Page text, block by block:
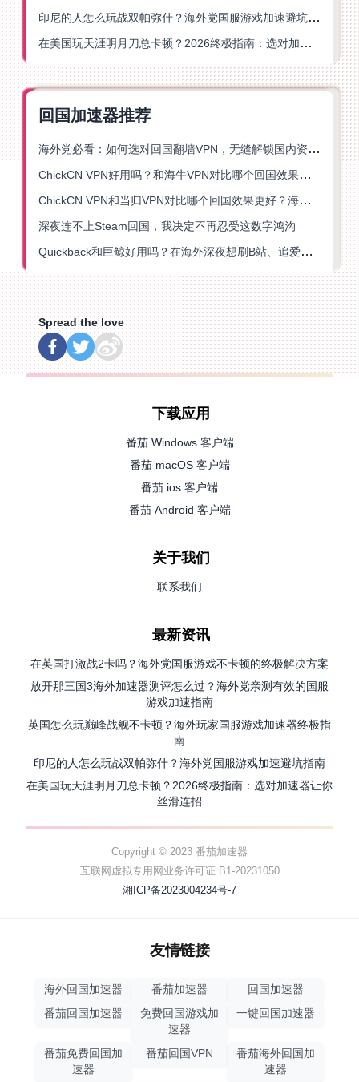
印尼的人怎么玩战双帕弥什？海外党国服游戏加速避坑指南
在美国玩天涯明月刀总卡顿？2026终极指南：选对加速器让你丝滑连招
回国加速器推荐
海外党必看：如何选对回国翻墙VPN，无缝解锁国内资源？
ChickCN VPN好用吗？和海牛VPN对比哪个回国效果更好？
ChickCN VPN和当归VPN对比哪个回国效果更好？海外党亲测后选了它
深夜连不上Steam回国，我决定不再忍受这数字鸿沟
Quickback和巨鲸好用吗？在海外深夜想刷B站、追爱奇艺的你，或许正需要这份答案
Spread the love
下载应用
番茄 Windows 客户端
番茄 macOS 客户端
番茄 ios 客户端
番茄 Android 客户端
关于我们
联系我们
最新资讯
在英国打激战2卡吗？海外党国服游戏不卡顿的终极解决方案
放开那三国3海外加速器测评怎么过？海外党亲测有效的国服
游戏加速指南
英国怎么玩巅峰战舰不卡顿？海外玩家国服游戏加速器终极指
南
印尼的人怎么玩战双帕弥什？海外党国服游戏加速避坑指南
在美国玩天涯明月刀总卡顿？2026终极指南：选对加速器让你
丝滑连招
Copyright © 2023 番茄加速器
互联网虚拟专用网业务许可证 B1-20231050
湘ICP备2023004234号-7
友情链接
海外回国加速器 番茄加速器
回国加速器
番茄回国加速器
免费回国游戏加
速器
一键回国加速器
番茄免费回国加
速器
番茄回国VPN
番茄海外回国加
速器